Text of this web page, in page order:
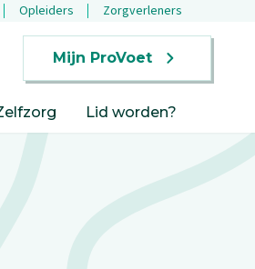
Opleiders Zorgverleners
Mijn ProVoet
Lid worden?